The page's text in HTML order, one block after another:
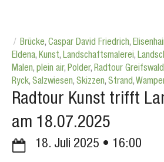
Brücke, Caspar David Friedrich,
Eldena, Kunst, Landschaftsmalerei,
Malen, plein air, Polder, Radtour Greifswald
Ryck, Salzwiesen, Skizzen, Strand,
Radtour Kunst trifft
am 18.07.2025
18. Juli 2025 16:00